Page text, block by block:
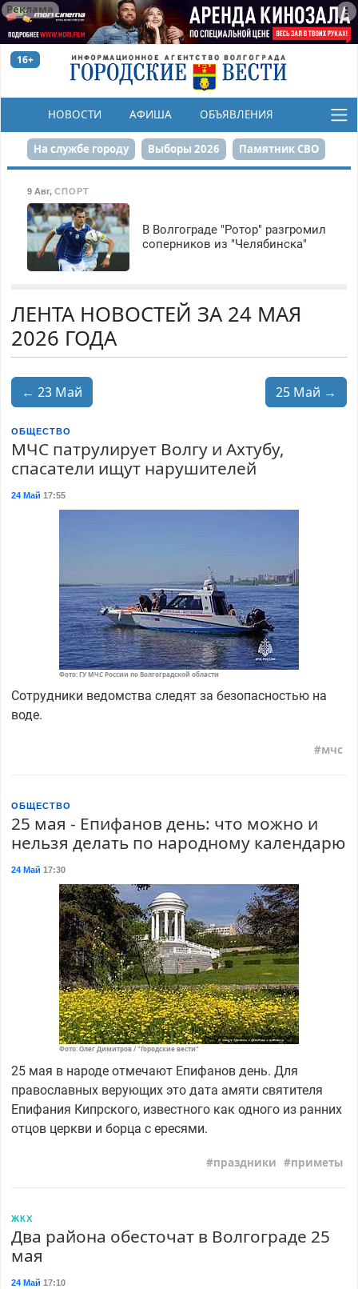
Реклама
16+
НОВОСТИ АФИША ОБЪЯВЛЕНИЯ
КОНКУРСЫ
На службе городу Выборы 2026 Памятник СВО
Набережная День Победы
80-летие Победы Парк Героев-летчиков
9 Авг, СПОРТ
В Волгограде "Ротор" разгромил
соперников из "Челябинска"
ЛЕНТА НОВОСТЕЙ ЗА 24 МАЯ
2026 ГОДА
← 23 Май 25 Май →
ОБЩЕСТВО
МЧС патрулирует Волгу и Ахтубу,
спасатели ищут нарушителей
24 Май 17:55
Фото: ГУ МЧС России по Волгоградской области
Сотрудники ведомства следят за безопасностью на
воде.
мчс
ОБЩЕСТВО
25 мая - Епифанов день: что можно и
нельзя делать по народному календарю
24 Май 17:30
Фото: Олег Димитров / "Городские вести"
25 мая в народе отмечают Епифанов день. Для
православных верующих это дата амяти святителя
Епифания Кипрского, известного как одного из ранних
отцов церкви и борца с ересями.
праздники приметы
ЖКХ
Два района обесточат в Волгограде 25
мая
24 Май 17:10